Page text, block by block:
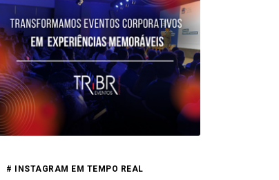
# INSTAGRAM EM TEMPO REAL